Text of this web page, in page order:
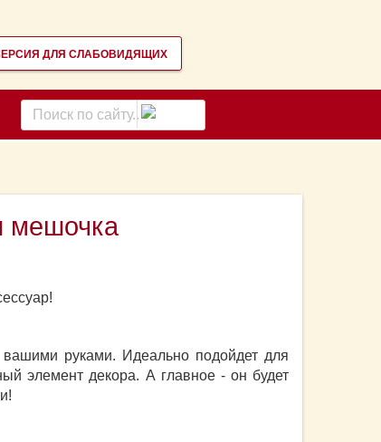
ДЛЯ СЛАБОВИДЯЩИХ
Поиск
по
сайту
мешочка
руками. Идеально подойдет для
элемент декора. А главное - он будет